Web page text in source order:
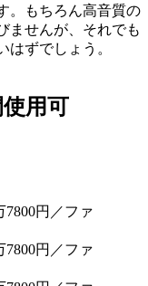
。もちろん高音質の
ませんが、それでも
ずでしょう。
用可